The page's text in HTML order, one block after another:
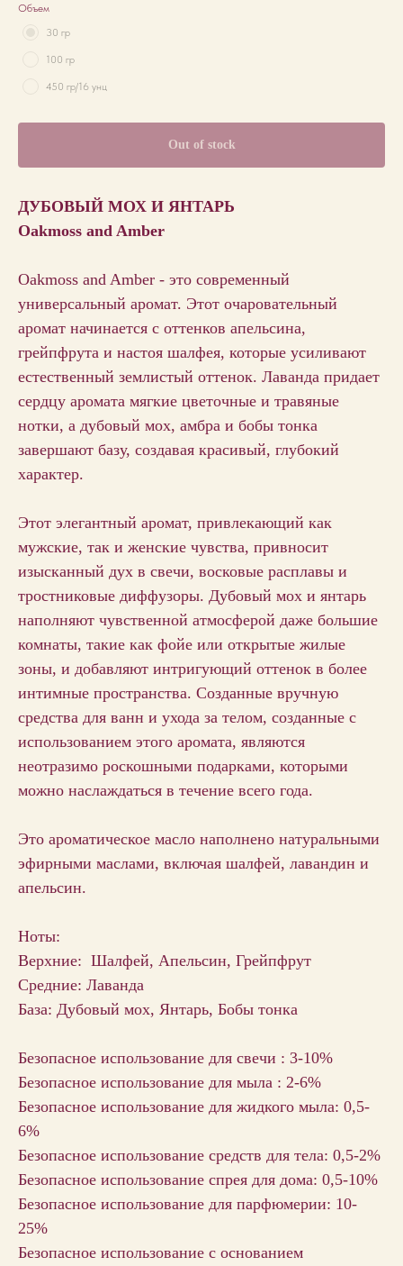
Объем
30 гр
100 гр
450 гр/16 унц
Out of stock
ДУБОВЫЙ МОХ И ЯНТАРЬ
Oakmoss and Amber
Oakmoss and Amber - это современный
универсальный аромат. Этот очаровательный
аромат начинается с оттенков апельсина,
грейпфрута и настоя шалфея, которые усиливают
естественный землистый оттенок. Лаванда придает
сердцу аромата мягкие цветочные и травяные
нотки, а дубовый мох, амбра и бобы тонка
завершают базу, создавая красивый, глубокий
характер.
Этот элегантный аромат, привлекающий как
мужские, так и женские чувства, привносит
изысканный дух в свечи, восковые расплавы и
тростниковые диффузоры. Дубовый мох и янтарь
наполняют чувственной атмосферой даже большие
комнаты, такие как фойе или открытые жилые
зоны, и добавляют интригующий оттенок в более
интимные пространства. Созданные вручную
средства для ванн и ухода за телом, созданные с
использованием этого аромата, являются
неотразимо роскошными подарками, которыми
можно наслаждаться в течение всего года.
Это ароматическое масло наполнено натуральными
эфирными маслами, включая шалфей, лавандин и
апельсин.
Ноты:
Верхние: Шалфей, Апельсин, Грейпфрут
Средние: Лаванда
База: Дубовый мох, Янтарь, Бобы тонка
Безопасное использование для свечи : 3-10%
Безопасное использование для мыла : 2-6%
Безопасное использование для жидкого мыла: 0,5-
6%
Безопасное использование средств для тела: 0,5-2%
Безопасное использование спрея для дома: 0,5-10%
Безопасное использование для парфюмерии: 10-
25%
Безопасное использование с основанием